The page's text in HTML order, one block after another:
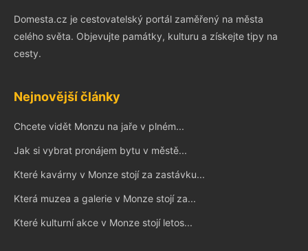
Domesta.cz je cestovatelský portál zaměřený na města
celého světa. Objevujte památky, kulturu a získejte tipy na
cesty.
Nejnovější články
Chcete vidět Monzu na jaře v plném...
Jak si vybrat pronájem bytu v městě...
Které kavárny v Monze stojí za zastávku...
Která muzea a galerie v Monze stojí za...
Které kulturní akce v Monze stojí letos...